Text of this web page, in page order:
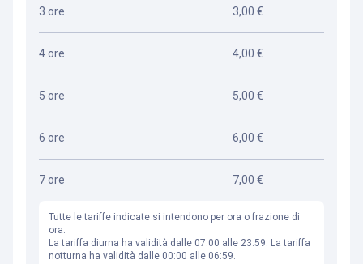
3 ore 3,00 €
4 ore 4,00 €
5 ore 5,00 €
6 ore 6,00 €
7 ore 7,00 €
Tutte le tariffe indicate si intendono per ora o frazione di
ora.
La tariffa diurna ha validità dalle 07:00 alle 23:59. La tariffa
notturna ha validità dalle 00:00 alle 06:59.